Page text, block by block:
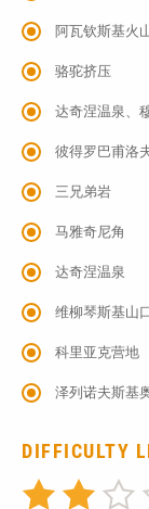
阿瓦钦斯基火
骆驼挤压
达奇涅温泉、
彼得罗巴甫洛
三兄弟岩
马雅奇尼角
达奇涅温泉
维柳琴斯基山
科里亚克营地
泽列诺夫斯基
DIFFICULTY